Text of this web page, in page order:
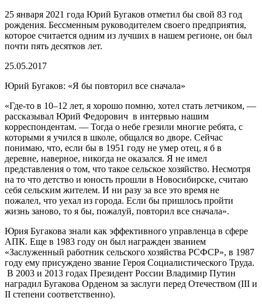
25 января 2021 года Юрий Бугаков отметил бы свой 83 год
рождения. Бессменным руководителем своего предприятия,
которое считается одним из лучших в нашем регионе, он был
почти пять десятков лет.
25.05.2017
Юрий Бугаков: «Я бы повторил все сначала»
«Где-то в 10–12 лет, я хорошо помню, хотел стать летчиком, —
рассказывал Юрий Федорович в интервью нашим
корреспондентам. — Тогда о небе грезили многие ребята, с
которыми я учился в школе, общался во дворе. Сейчас
понимаю, что, если бы в 1951 году не умер отец, я б в
деревне, наверное, никогда не оказался. Я не имел
представления о том, что такое сельское хозяйство. Несмотря
на то что детство и юность прошли в Новосибирске, считаю
себя сельским жителем. И ни разу за все это время не
пожалел, что уехал из города. Если бы пришлось пройти
жизнь заново, то я бы, пожалуй, повторил все сначала».
Юрия Бугакова знали как эффективного управленца в сфере
АПК. Еще в 1983 году он был награжден званием
«Заслуженный работник сельского хозяйства РСФСР», в 1987
году ему присуждено звание Героя Социалистического Труда.
В 2003 и 2013 годах Президент России Владимир Путин
наградил Бугакова Орденом за заслуги перед Отечеством (III и
II степени соответственно).